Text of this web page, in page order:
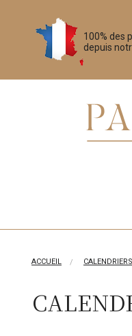
100% des
depuis
ACCUEIL